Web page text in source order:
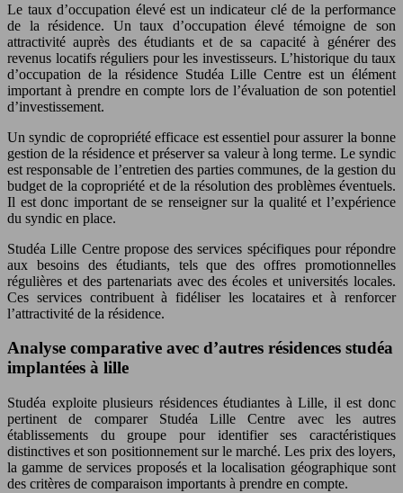
Le taux d’occupation élevé est un indicateur clé de la performance
de la résidence. Un taux d’occupation élevé témoigne de son
attractivité auprès des étudiants et de sa capacité à générer des
revenus locatifs réguliers pour les investisseurs. L’historique du taux
d’occupation de la résidence Studéa Lille Centre est un élément
important à prendre en compte lors de l’évaluation de son potentiel
d’investissement.
Un syndic de copropriété efficace est essentiel pour assurer la bonne
gestion de la résidence et préserver sa valeur à long terme. Le syndic
est responsable de l’entretien des parties communes, de la gestion du
budget de la copropriété et de la résolution des problèmes éventuels.
Il est donc important de se renseigner sur la qualité et l’expérience
du syndic en place.
Studéa Lille Centre propose des services spécifiques pour répondre
aux besoins des étudiants, tels que des offres promotionnelles
régulières et des partenariats avec des écoles et universités locales.
Ces services contribuent à fidéliser les locataires et à renforcer
l’attractivité de la résidence.
Analyse comparative avec d’autres résidences studéa
implantées à lille
Studéa exploite plusieurs résidences étudiantes à Lille, il est donc
pertinent de comparer Studéa Lille Centre avec les autres
établissements du groupe pour identifier ses caractéristiques
distinctives et son positionnement sur le marché. Les prix des loyers,
la gamme de services proposés et la localisation géographique sont
des critères de comparaison importants à prendre en compte.